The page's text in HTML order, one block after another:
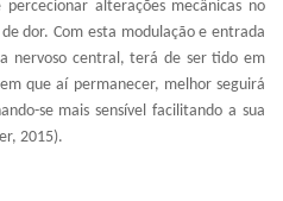
percecionar alterações mecânicas no
dor. Com esta modulação e entrada
nervoso central, terá de ser tido em
que aí permanecer, melhor seguirá
se mais sensível facilitando a sua
2015).